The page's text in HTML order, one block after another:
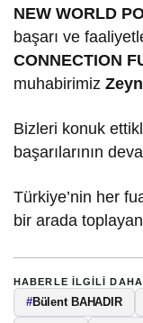
NEW WORLD
başarı ve
CONNECTION
muhabirimiz
Bizleri konuk
başarılarının
Türkiye’nin her
bir arada
HABERLE ILGILI
#Bülent BAHADIR